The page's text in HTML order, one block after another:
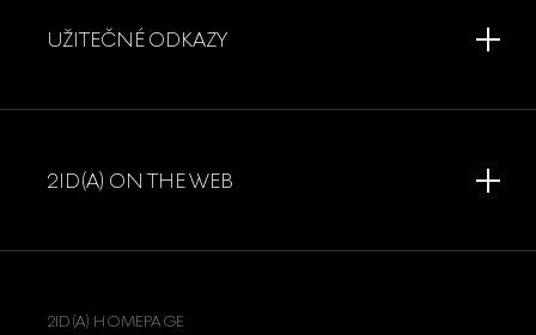
UŽITEČNÉ ODKAZY
2ID(A) ON THE WEB
2ID(A) HOMEPAGE